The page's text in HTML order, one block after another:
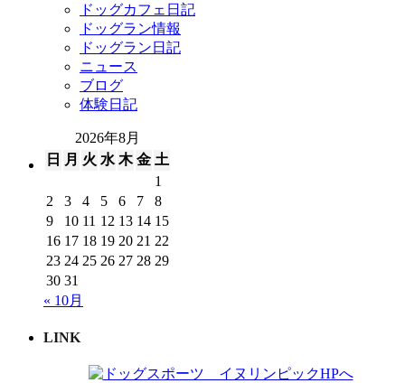
ドッグカフェ日記
ドッグラン情報
ドッグラン日記
ニュース
ブログ
体験日記
2026年8月
日
月 火 水 木 金 土
1
2
3 4 5 6 7
8
9
10 11 12 13 14 15
16 17 18 19 20 21 22
23 24 25 26 27 28 29
30 31
« 10月
LINK